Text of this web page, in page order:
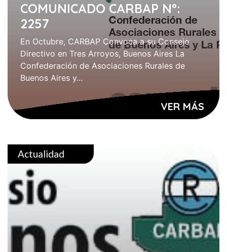
COMUNICADO CARBAP Nº:
2257
En Octubre, CARBAP Convoca a su Consejo
Directivo en Tres Arroyos, Buenos Aires La
Confederación de Asociaciones Rurales de
Buenos Aires y...
VER MÁS
Actualidad